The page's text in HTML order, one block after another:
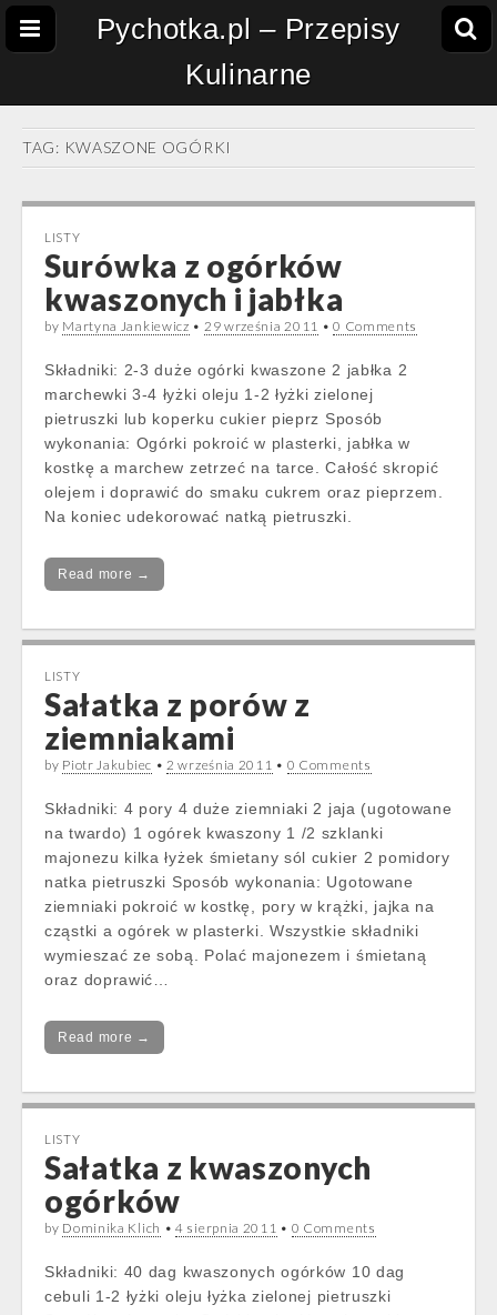
Pychotka.pl – Przepisy
Kulinarne
TAG: KWASZONE OGÓRKI
LISTY
Surówka z ogórków
kwaszonych i jabłka
by Martyna Jankiewicz • 29 września 2011 •0 Comments
Składniki: 2-3 duże ogórki kwaszone 2 jabłka 2
marchewki 3-4 łyżki oleju 1-2 łyżki zielonej
pietruszki lub koperku cukier pieprz Sposób
wykonania: Ogórki pokroić w plasterki, jabłka w
kostkę a marchew zetrzeć na tarce. Całość skropić
olejem i doprawić do smaku cukrem oraz pieprzem.
Na koniec udekorować natką pietruszki.
Read more →
LISTY
Sałatka z porów z
ziemniakami
by Piotr Jakubiec •2 września 2011 • 0 Comments
Składniki: 4 pory 4 duże ziemniaki 2 jaja (ugotowane
na twardo) 1 ogórek kwaszony 1 /2 szklanki
majonezu kilka łyżek śmietany sól cukier 2 pomidory
natka pietruszki Sposób wykonania: Ugotowane
ziemniaki pokroić w kostkę, pory w krążki, jajka na
cząstki a ogórek w plasterki. Wszystkie składniki
wymieszać ze sobą. Polać majonezem i śmietaną
oraz doprawić…
Read more →
LISTY
Sałatka z kwaszonych
ogórków
by Dominika Klich •4 sierpnia 2011 • 0 Comments
Składniki: 40 dag kwaszonych ogórków 10 dag
cebuli 1-2 łyżki oleju łyżka zielonej pietruszki